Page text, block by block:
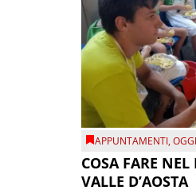
APPUNTAMENTI,
COSA FARE
VALLE D’AOSTA